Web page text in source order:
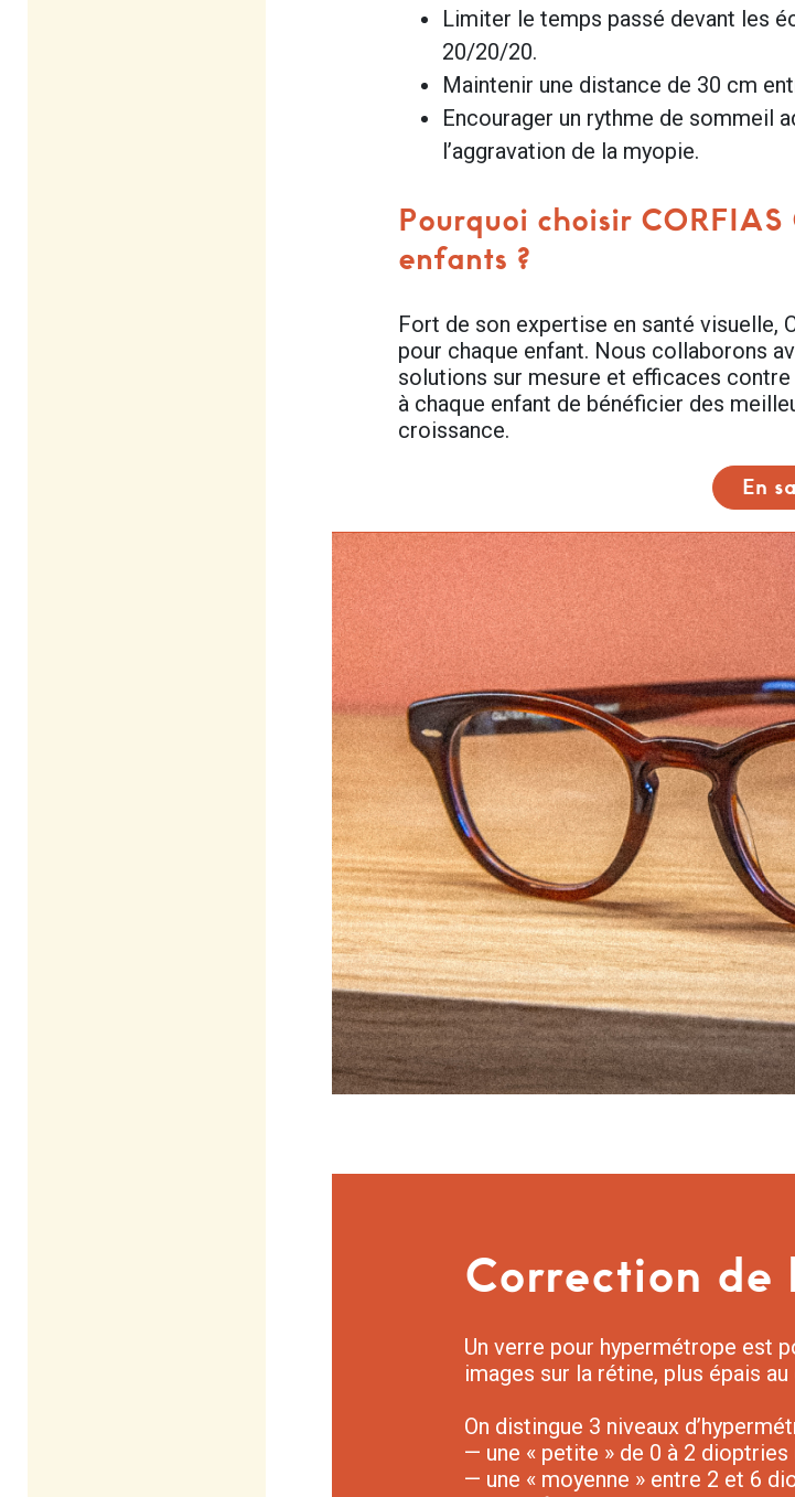
Limiter le temps passé devant les
20/20/20.
Maintenir une distance de 30 cm
Encourager un rythme de sommeil
l’aggravation de la myopie.
Pourquoi choisir
enfants ?
Fort de son expertise en santé visuelle,
pour chaque enfant. Nous collaborons
solutions sur mesure et efficaces
à chaque enfant de bénéficier des
croissance.
En
Correction de
Un verre pour hypermétrope est
images sur la rétine, plus épais
On distingue 3 niveaux
— une « petite » de 0 à 2 dioptries
— une « moyenne » entre 2 et 6